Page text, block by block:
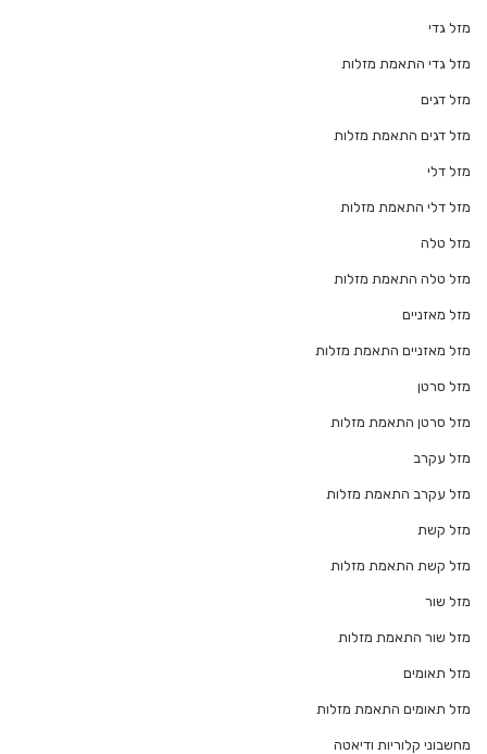
מזל גדי
מזל גדי התאמת מזלות
מזל דגים
מזל דגים התאמת מזלות
מזל דלי
מזל דלי התאמת מזלות
מזל טלה
מזל טלה התאמת מזלות
מזל מאזניים
מזל מאזניים התאמת מזלות
מזל סרטן
מזל סרטן התאמת מזלות
מזל עקרב
מזל עקרב התאמת מזלות
מזל קשת
מזל קשת התאמת מזלות
מזל שור
מזל שור התאמת מזלות
מזל תאומים
מזל תאומים התאמת מזלות
מחשבוני קלוריות ודיאטה